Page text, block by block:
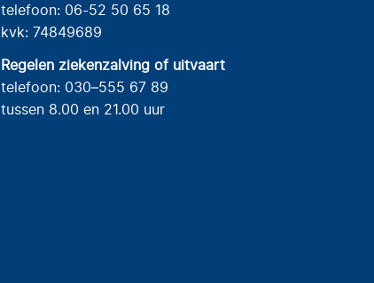
telefoon: 06-52 50 65 18
kvk: 74849689
Regelen ziekenzalving of uitvaart
telefoon: 030–555 67 89
tussen 8.00 en 21.00 uur